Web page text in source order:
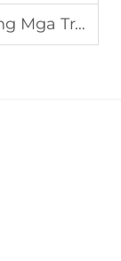
sa mga Pamilya?